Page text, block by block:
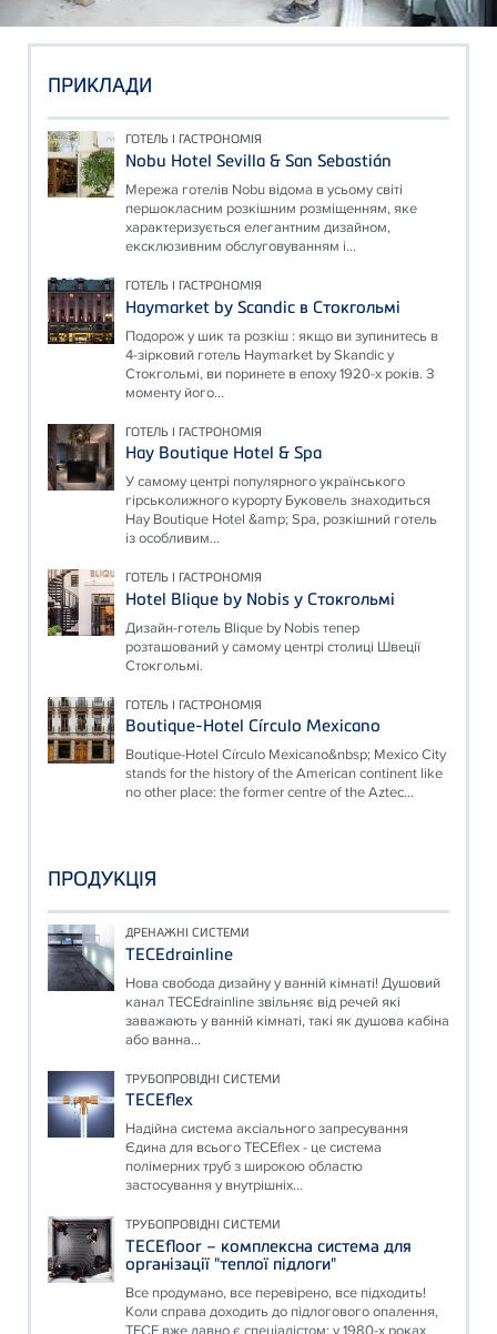
ПРИКЛАДИ
ГОТЕЛЬ І ГАСТРОНОМІЯ
Nobu Hotel Sevilla & San Sebastián
Мережа готелів Nobu відома в усьому світі
першокласним розкішним розміщенням, яке
характеризується елегантним дизайном,
ексклюзивним обслуговуванням і...
ГОТЕЛЬ І ГАСТРОНОМІЯ
Haymarket by Scandic в Стокгольмі
Подорож у шик та розкіш : якщо ви зупинитесь в
4-зірковий готель Haymarket by Skandic у
Стокгольмі, ви поринете в епоху 1920-х років. З
моменту його...
ГОТЕЛЬ І ГАСТРОНОМІЯ
Hay Boutique Hotel & Spa
У самому центрі популярного українського
гірськолижного курорту Буковель знаходиться
Hay Boutique Hotel &amp; Spa, розкішний готель
із особливим...
ГОТЕЛЬ І ГАСТРОНОМІЯ
Hotel Blique by Nobis у Стокгольмі
Дизайн-готель Blique by Nobis тепер
розташований у самому центрі столиці Швеції
Стокгольмі.
ГОТЕЛЬ І ГАСТРОНОМІЯ
Boutique-Hotel Círculo Mexicano
Boutique-Hotel Círculo Mexicano&nbsp; Mexico City
stands for the history of the American continent like
no other place: the former centre of the Aztec...
ПРОДУКЦІЯ
ДРЕНАЖНІ СИСТЕМИ
TECEdrainline
Нова свобода дизайну у ванній кімнаті! Душовий
канал TECEdrainline звільняє від речей які
заважають у ванній кімнаті, такі як душова кабіна
або ванна...
ТРУБОПРОВІДНІ СИСТЕМИ
TECEflex
Надійна система аксіального запресування
Єдина для всього TECEflex - це система
полімерних труб з широкою областю
застосування у внутрішніх...
ТРУБОПРОВІДНІ СИСТЕМИ
TECEfloor – комплексна система для
організації "теплої підлоги"
Все продумано, все перевірено, все підходить!
Коли справа доходить до підлогового опалення,